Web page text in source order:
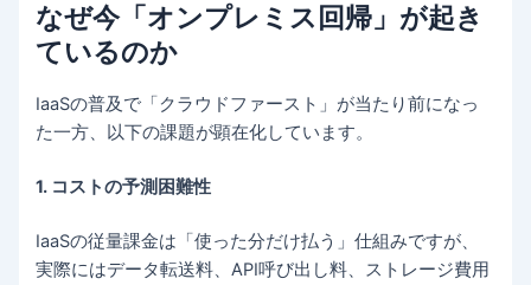
なぜ今「オンプレミス回帰」が起き
ているのか
IaaSの普及で「クラウドファースト」が当たり前になっ
た一方、以下の課題が顕在化しています。
1. コストの予測困難性
IaaSの従量課金は「使った分だけ払う」仕組みですが、
実際にはデータ転送料、API呼び出し料、ストレージ費用